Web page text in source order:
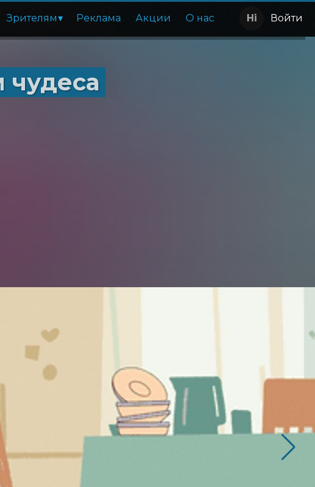
Зрителям Реклама Акции О нас Войти